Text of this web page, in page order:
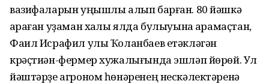
вазифаларын уңышлы алып барған. 80 йәшкә
ҡараған уҙаман хаҡлы ялда булыуына ҡарамаҫтан,
Фаил Исрафил улы Ҡоланбаев етәкләгән
крәҫтиән-фермер хужалығында эшләп йөрөй. Ул
йәштәрҙе агроном һөнәренең нескәлектәренә